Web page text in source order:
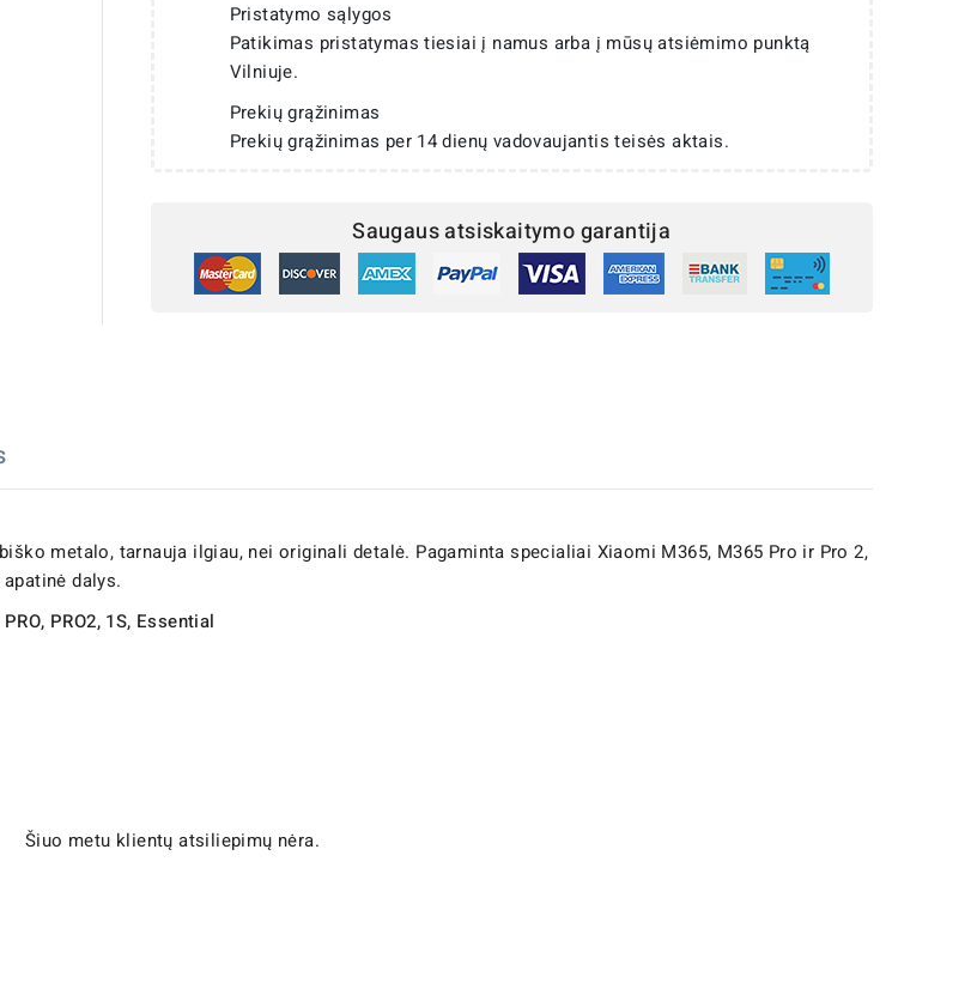
Pristatymo sąlygos
Patikimas pristatymas tiesiai į namus arba į mūsų atsiėmimo punktą
Vilniuje.
Prekių grąžinimas
Prekių grąžinimas per 14 dienų vadovaujantis teisės aktais.
Saugaus atsiskaitymo garantija
metalo, tarnauja ilgiau, nei originali detalė. Pagaminta specialiai Xiaomi M365, M365 Pro ir Pro 2,
dalys.
PRO2, 1S, Essential
Šiuo metu klientų atsiliepimų nėra.